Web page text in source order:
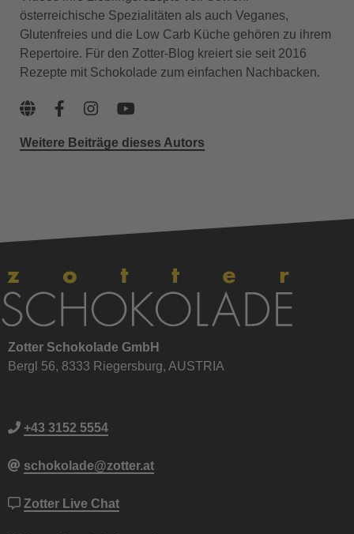
österreichische Spezialitäten als auch Veganes,
Glutenfreies und die Low Carb Küche gehören zu ihrem
Repertoire. Für den Zotter-Blog kreiert sie seit 2016
Rezepte mit Schokolade zum einfachen Nachbacken.
Weitere Beiträge dieses Autors
Zotter Schokolade GmbH
Bergl 56, 8333 Riegersburg, AUSTRIA
+43 3152 5554
schokolade@zotter.at
Zotter Live Chat